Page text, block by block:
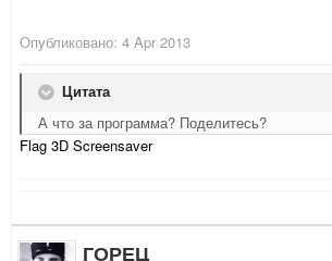
Опубликовано: 4 Apr 2013
Цитата
А что за программа? Поделитесь?
Flag 3D Screensaver
ГОРЕЦ